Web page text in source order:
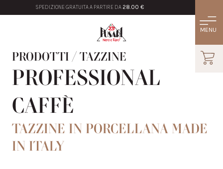
SPEDIZIONE GRATUITA A PARTIRE DA 28.00 €
PRODOTTI / TAZZINE
PROFESSIONAL
CAFFÈ
TAZZINE IN PORCELLANA MADE
IN ITALY